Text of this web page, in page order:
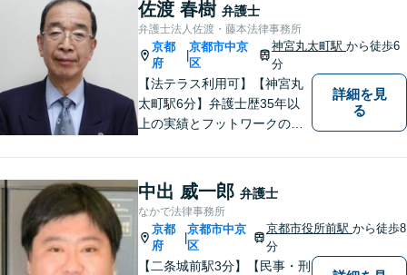
佐渡 春樹 弁護士
弁護士法人佐渡・藤本法律事務所
京都
府
|
京都市中京
区
神宮丸太町駅から徒歩6
分
【法テラス利用可】【神宮丸
太町駅6分】弁護士歴35年以
上の実績とフットワークのダ
務所ならではのアットホーム
な雰囲気を心がけています。
安心して気軽にご相談くださ
い。
詳細を見
る
中出 威一郎 弁護士
なかで法律事務所
京都
府
京都市中京
区
京都市役所前駅から徒歩8
分
【二条城前駅3分】【民事・刑